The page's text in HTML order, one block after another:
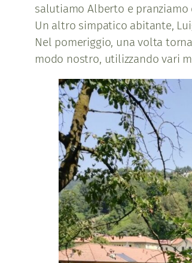
salutiamo Alberto e
Un altro simpatico abitante,
Nel pomeriggio, una volta
modo nostro, utilizzando vari